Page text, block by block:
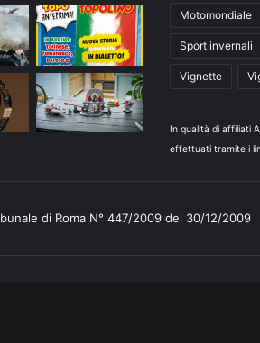
Motomondiale
Sport invernali
Vignette
In qualità di affiliati
effettuati tramite i
di Roma N° 447/2009 del 30/12/2009